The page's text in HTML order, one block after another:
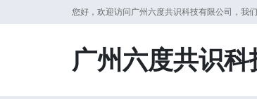
您好，欢迎访问广州六度共识科技有限公司，我
广州六度共识科